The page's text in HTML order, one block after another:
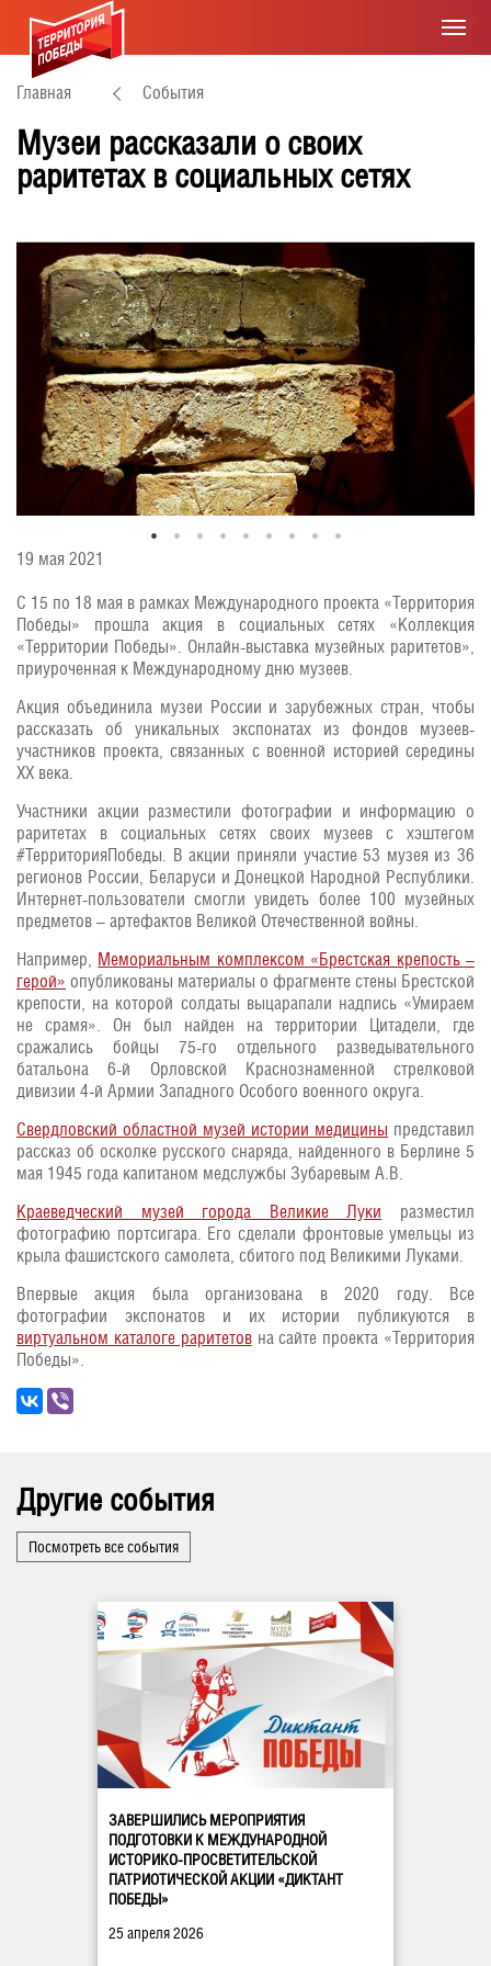
Главная События
Музеи рассказали о своих
раритетах в социальных сетях
Кирпичи с надписью «Умираем не срамя».
Государственное учреждение «Мемориальный комплекс
«Брестская крепость – герой»
19 мая 2021
С 15 по 18 мая в рамках Международного проекта «Территория
Победы» прошла акция в социальных сетях «Коллекция
«Территории Победы». Онлайн-выставка музейных раритетов»,
приуроченная к Международному дню музеев.
Акция объединила музеи России и зарубежных стран, чтобы
рассказать об уникальных экспонатах из фондов музеев-
участников проекта, связанных с военной историей середины
XX века.
Участники акции разместили фотографии и информацию о
раритетах в социальных сетях своих музеев с хэштегом
#ТерриторияПобеды. В акции приняли участие 53 музея из 36
регионов России, Беларуси и Донецкой Народной Республики.
Интернет-пользователи смогли увидеть более 100 музейных
предметов – артефактов Великой Отечественной войны.
Например, Мемориальным комплексом «Брестская крепость –
герой» опубликованы материалы о фрагменте стены Брестской
крепости, на которой солдаты выцарапали надпись «Умираем
не срамя». Он был найден на территории Цитадели, где
сражались бойцы 75-го отдельного разведывательного
батальона 6-й Орловской Краснознаменной стрелковой
дивизии 4-й Армии Западного Особого военного округа.
Свердловский областной музей истории медицины представил
рассказ об осколке русского снаряда, найденного в Берлине 5
мая 1945 года капитаном медслужбы Зубаревым А.В.
Краеведческий музей города Великие Луки разместил
фотографию портсигара. Его сделали фронтовые умельцы из
крыла фашистского самолета, сбитого под Великими Луками.
Впервые акция была организована в 2020 году. Все
фотографии экспонатов и их истории публикуются в
виртуальном каталоге раритетовна сайте проекта «Территория
Победы».
Другие события
Посмотреть все события
ЗАВЕРШИЛИСЬ МЕРОПРИЯТИЯ
ПОДГОТОВКИ К МЕЖДУНАРОДНОЙ
ИСТОРИКО-ПРОСВЕТИТЕЛЬСКОЙ
ПАТРИОТИЧЕСКОЙ АКЦИИ «ДИКТАНТ
ПОБЕДЫ»
25 апреля 2026